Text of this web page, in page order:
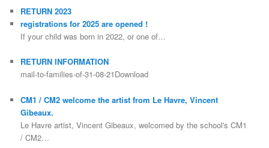
RETURN 2023
registrations for 2025 are opened !
If your child was born in 2022, or one of…
RETURN INFORMATION
mail-to-families-of-31-08-21Download
CM1 / CM2 welcome the artist from Le Havre, Vincent
Gibeaux.
Le Havre artist, Vincent Gibeaux, welcomed by the school's CM1
/ CM2…